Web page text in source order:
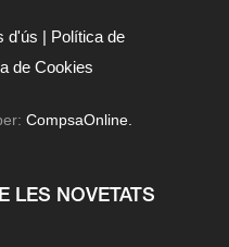
d'ús | Política de
de Cookies
CompsaOnline.
LES NOVETATS